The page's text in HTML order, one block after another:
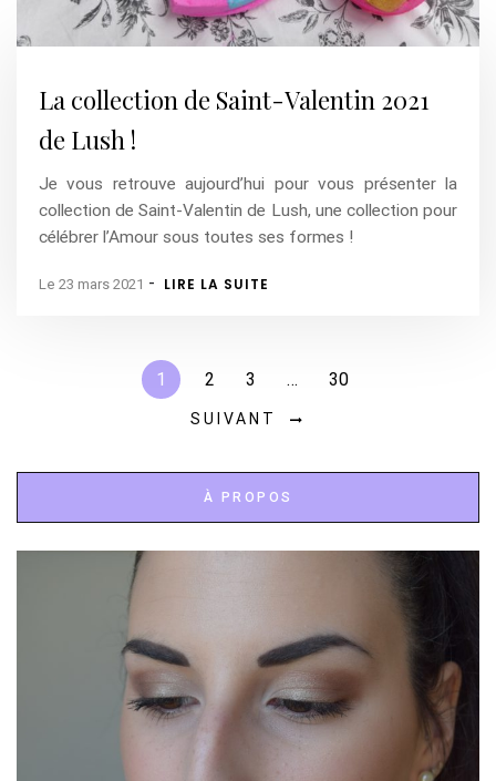
La collection de Saint-Valentin 2021
de Lush !
Je vous retrouve aujourd’hui pour vous présenter la
collection de Saint-Valentin de Lush, une collection pour
célébrer l’Amour sous toutes ses formes !
Le 23 mars 2021 - LIRE LA SUITE
1 2 3 … 30
SUIVANT
À PROPOS